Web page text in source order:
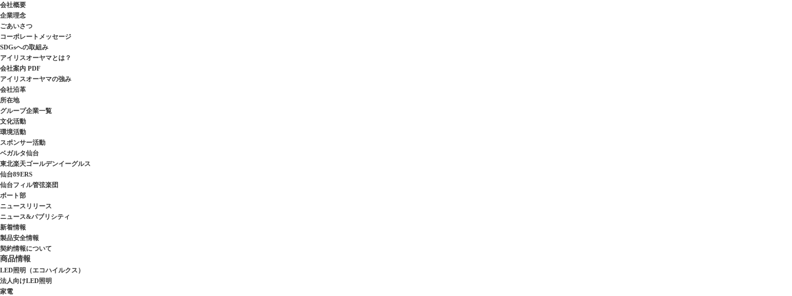
会社概要
企業理念
ごあいさつ
コーポレートメッセージ
SDGsへの取組み
アイリスオーヤマとは？
会社案内 PDF
アイリスオーヤマの強み
会社沿革
所在地
グループ企業一覧
文化活動
環境活動
スポンサー活動
ベガルタ仙台
東北楽天ゴールデンイーグルス
仙台89ERS
仙台フィル管弦楽団
ボート部
ニュースリリース
ニュース&パブリシティ
新着情報
製品安全情報
契約情報について
商品情報
LED照明（エコハイルクス）
法人向けLED照明
家電